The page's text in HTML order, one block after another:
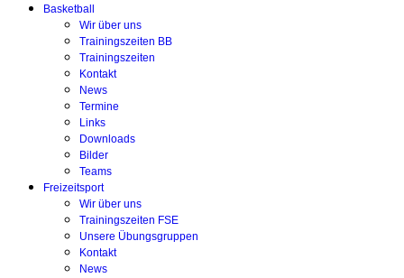
Basketball
Wir über uns
Trainingszeiten BB
Trainingszeiten
Kontakt
News
Termine
Links
Downloads
Bilder
Teams
Freizeitsport
Wir über uns
Trainingszeiten FSE
Unsere Übungsgruppen
Kontakt
News